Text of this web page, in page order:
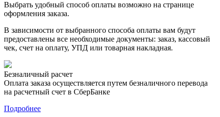
Выбрать удобный способ оплаты возможно на странице
оформления заказа.
В зависимости от выбранного способа оплаты вам будут
предоставлены все необходимые документы: заказ, кассовый
чек, счет на оплату, УПД или товарная накладная.
Безналичный расчет
Оплата заказа осуществляется путем безналичного перевода
на расчетный счет в СберБанке
Подробнее